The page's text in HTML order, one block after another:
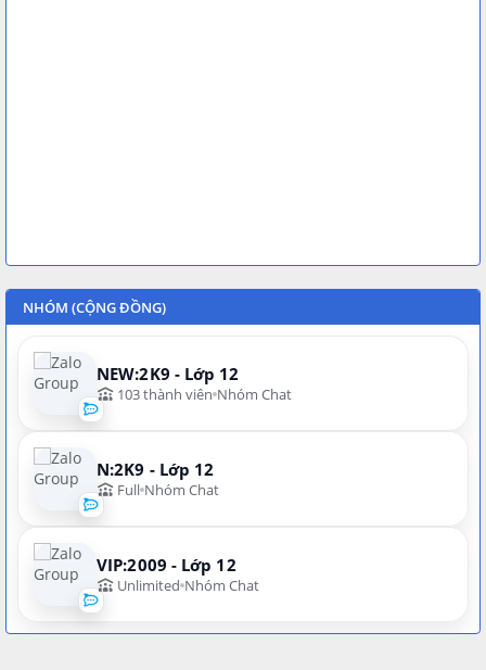
NHÓM (CỘNG ĐỒNG)
NEW:2K9 - Lớp 12
103 thành viên Nhóm Chat
N:2K9 - Lớp 12
Full Nhóm Chat
VIP:2009 - Lớp 12
Unlimited Nhóm Chat